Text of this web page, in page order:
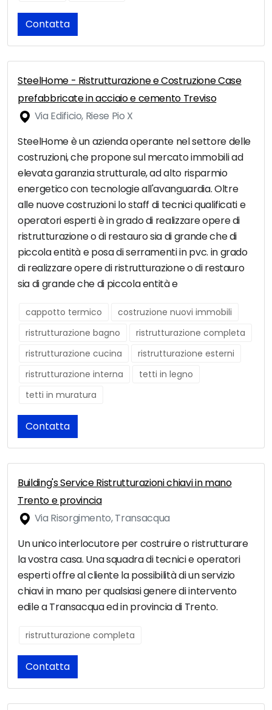
Contatta
SteelHome - Ristrutturazione e Costruzione Case
prefabbricate in acciaio e cemento Treviso
Via Edificio, Riese Pio X
SteelHome è un azienda operante nel settore delle
costruzioni, che propone sul mercato immobili ad
elevata garanzia strutturale, ad alto risparmio
energetico con tecnologie all'avanguardia. Oltre
alle nuove costruzioni lo staff di tecnici qualificati e
operatori esperti è in grado di realizzare opere di
ristrutturazione o di restauro sia di grande che di
piccola entità e posa di serramenti in pvc. in grado
di realizzare opere di ristrutturazione o di restauro
sia di grande che di piccola entità e
cappotto termico
costruzione nuovi immobili
ristrutturazione bagno
ristrutturazione completa
ristrutturazione cucina
ristrutturazione esterni
ristrutturazione interna
tetti in legno
tetti in muratura
Contatta
Building's Service Ristrutturazioni chiavi in mano
Trento e provincia
Via Risorgimento, Transacqua
Un unico interlocutore per costruire o ristrutturare
la vostra casa. Una squadra di tecnici e operatori
esperti offre al cliente la possibilità di un servizio
chiavi in mano per qualsiasi genere di intervento
edile a Transacqua ed in provincia di Trento.
ristrutturazione completa
Contatta